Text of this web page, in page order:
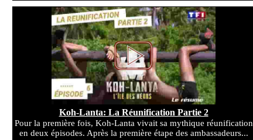
Koh-Lanta: La Réunification Partie 2
Pour la première fois, Koh-Lanta vivait sa mythique réunification
en deux épisodes. Après la première étape des ambassadeurs...